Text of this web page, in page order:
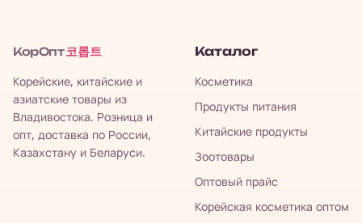
КорОпт 코롭트
Корейские, китайские и
азиатские товары из
Владивостока. Розница и
опт, доставка по России,
Казахстану и Беларуси.
Каталог
Косметика
Продукты питания
Китайские продукты
Зоотовары
Оптовый прайс
Корейская косметика оптом